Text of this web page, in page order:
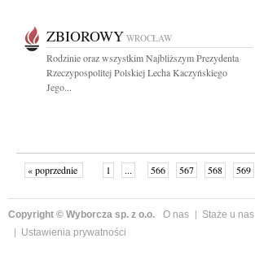
ZBIOROWY WROCŁAW
Rodzinie oraz wszystkim Najbliższym Prezydenta
Rzeczypospolitej Polskiej Lecha Kaczyńskiego
Jego...
« poprzednie 1 ... 566 567 568 569
Copyright © Wyborcza sp. z o.o. O nas Staże u nas
Ustawienia prywatności